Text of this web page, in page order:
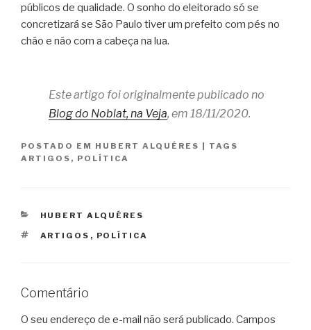
públicos de qualidade. O sonho do eleitorado só se
concretizará se São Paulo tiver um prefeito com pés no
chão e não com a cabeça na lua.
Este artigo foi originalmente publicado no
Blog do Noblat, na Veja, em 18/11/2020.
POSTADO EM HUBERT ALQUÉRES
TAGS
ARTIGOS , POLÍTICA
CATEGORIAS
HUBERT ALQUÉRES
TAGS
ARTIGOS , POLÍTICA
Comentário
O seu endereço de e-mail não será publicado. Campos